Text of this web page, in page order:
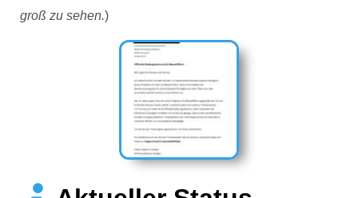
groß zu sehen.)